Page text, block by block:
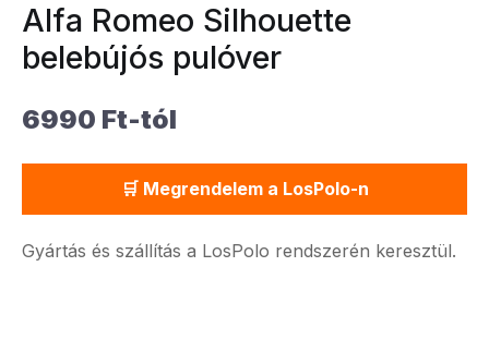
Alfa Romeo Silhouette
belebújós pulóver
6990 Ft-tól
🛒 Megrendelem a LosPolo-n
Gyártás és szállítás a LosPolo rendszerén keresztül.